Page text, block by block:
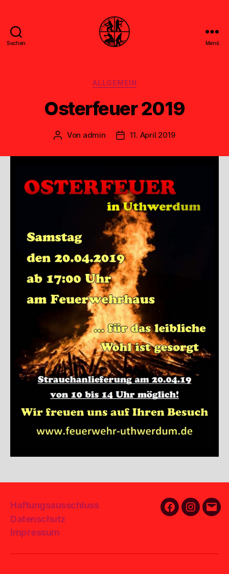
Suchen Menü
Kategorien
ALLGEMEIN
Osterfeuer 2019
Beitragsautor
Von admin Veröffentlichungsdatum
11. April 2019
Haftungsausschluss
Datenschutz
Impressum
FacebookE-